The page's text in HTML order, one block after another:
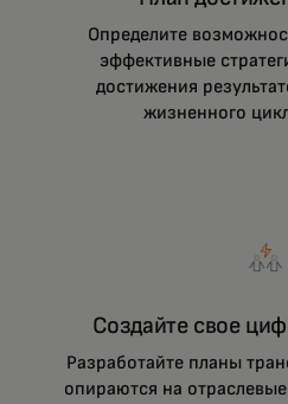
Определите
эффективные
достижения
жизненного
Создайте свое
Разработайте планы
опираются на